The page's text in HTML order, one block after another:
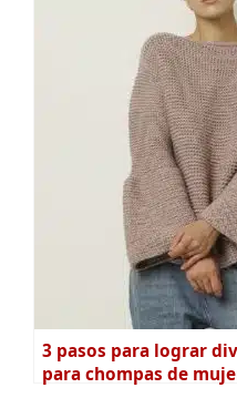
3 pasos para lograr
para chompas de